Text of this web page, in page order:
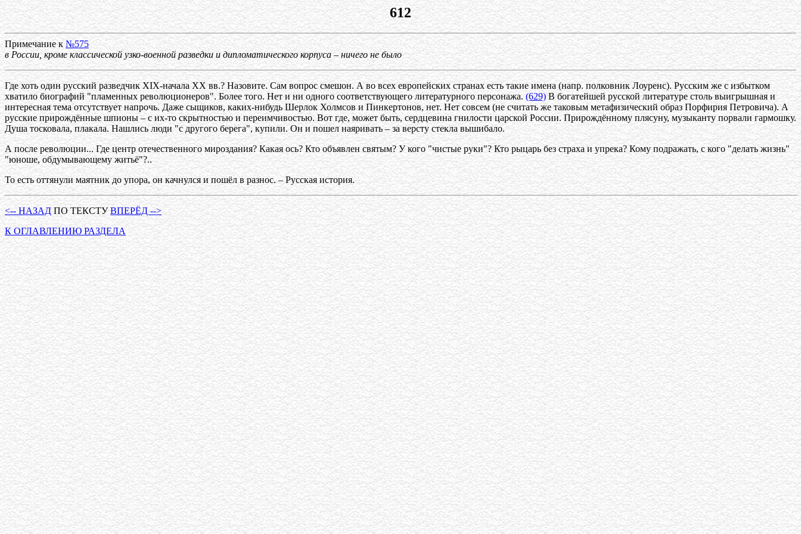
612
Примечание к №575
в России, кроме классической узко-военной разведки и дипломатического корпуса – ничего не было
Где хоть один русский разведчик ХIХ-начала ХХ вв.? Назовите. Сам вопрос смешон. А во всех европейских странах есть такие имена (напр. полковник Лоуренс). Русским же с избытком
хватило биографий "пламенных революционеров". Более того. Нет и ни одного соответствующего литературного персонажа. (629)В богатейшей русской литературе столь выигрышная и
интересная тема отсутствует напрочь. Даже сыщиков, каких-нибудь Шерлок Холмсов и Пинкертонов, нет. Нет совсем (не считать же таковым метафизический образ Порфирия Петровича). А
русские прирождённые шпионы – с их-то скрытностью и переимчивостью. Вот где, может быть, сердцевина гнилости царской России. Прирождённому плясуну, музыканту порвали гармошку.
Душа тосковала, плакала. Нашлись люди "с другого берега", купили. Он и пошел наяривать – за версту стекла вышибало.
А после революции... Где центр отечественного мироздания? Какая ось? Кто объявлен святым? У кого "чистые руки"? Кто рыцарь без страха и упрека? Кому подражать, с кого "делать жизнь"
"юноше, обдумывающему житьё"?..
То есть оттянули маятник до упора, он качнулся и пошёл в разнос. – Русская история.
<-- НАЗАДПО ТЕКСТУВПЕРЁД -->
К ОГЛАВЛЕНИЮ РАЗДЕЛА